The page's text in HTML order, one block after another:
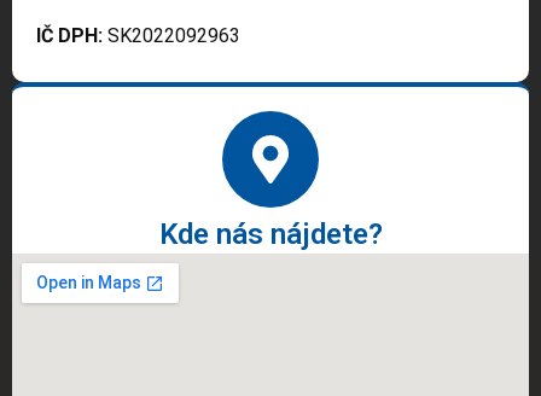
IČ DPH: SK2022092963
Kde nás nájdete?